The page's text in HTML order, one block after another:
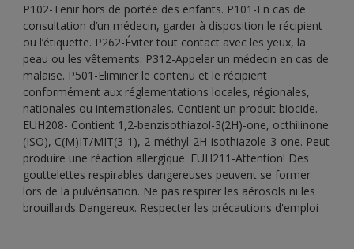
P102-Tenir hors de portée des enfants. P101-En cas de
consultation d’un médecin, garder à disposition le récipient
ou l’étiquette. P262-Éviter tout contact avec les yeux, la
peau ou les vêtements. P312-Appeler un médecin en cas de
malaise. P501-Eliminer le contenu et le récipient
conformément aux réglementations locales, régionales,
nationales ou internationales. Contient un produit biocide.
EUH208- Contient 1,2-benzisothiazol-3(2H)-one, octhilinone
(ISO), C(M)IT/MIT(3-1), 2-méthyl-2H-isothiazole-3-one. Peut
produire une réaction allergique. EUH211-Attention! Des
gouttelettes respirables dangereuses peuvent se former
lors de la pulvérisation. Ne pas respirer les aérosols ni les
brouillards.Dangereux. Respecter les précautions d'emploi